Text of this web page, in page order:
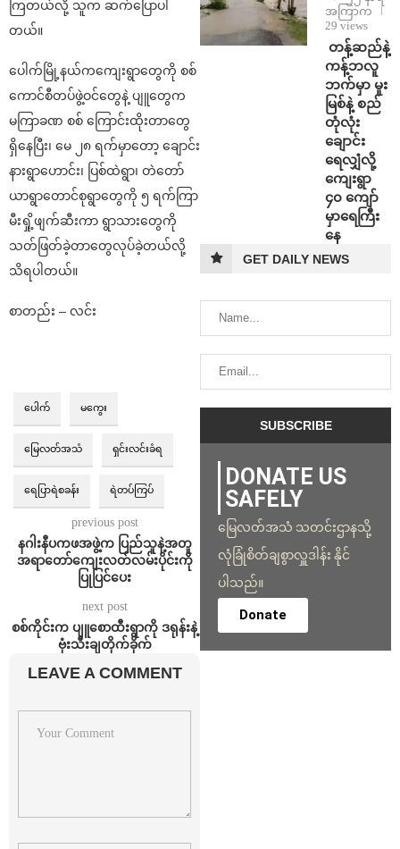
ကြတယ်လို့ သူက ဆက်ပြောပါ
တယ်။
ပေါက်မြို့နယ်ကကျေးရွာတွေကို စစ်
ကောင်စီတပ်ဖွဲ့ဝင်တွေနဲ့ ပျူတွေက
မကြာခဏ စစ် ကြောင်းထိုးတာတွေ
ရှိနေပြီး၊ မေ ၂၈ ရက်မှာတော့ ချောင်း
နားရွာဟောင်း၊ ပြစ်ထဲရွာ၊ တဲတော်
ယာရွာတောင်စုရွာတွေကို ၅ ရက်ကြာ
မီးရှို့ဖျက်ဆီးကာ ရွာသားတွေကို
သတ်ဖြတ်ခဲ့တာတွေလုပ်ခဲ့တယ်လို့
သိရပါတယ်။
စာတည်း – လင်း
ပေါက် မကွေး
မြေလတ်အသံ ရှင်းလင်းခံရ
ရေပြာရဲစခန်း ရဲတပ်ကြပ်
previous post
နဂါးနီပကဖအဖွဲ့က ပြည်သူနဲ့အတူ
အရာတော်ကျေးလတ်လမ်းပိုင်းကို
ပြုပြင်ပေး
next post
စစ်ကိုင်းက ပျူစောထီးရွာကို ဒရုန်းနဲ့
ဗုံးသီးချတိုက်ခိုက်
LEAVE A COMMENT
အကြာက
29 views
⁩ ⁨တန့်ဆည်နဲ့
ကန့်ဘလူ
ဘက်မှာ မူး
မြစ်နဲ့ စည်
တုံလုံး
ချောင်း
ရေလျှံလို့
ကျေးရွာ
၄၀ ကျော်
မှာရေကြီး
နေ
GET DAILY NEWS
DONATE US
SAFELY
မြေလတ်အသံ သတင်းဌာနသို့
လုံခြုံစိတ်ချစွာလှူဒါန်း နိုင်
ပါသည်။
Donate